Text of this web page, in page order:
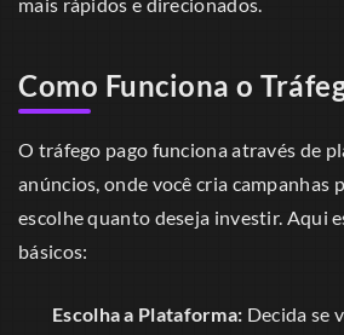
mais rápidos e direcionados.
Como Funciona o
O tráfego pago funciona através de
anúncios, onde você cria campanhas
escolhe quanto deseja investir. Aqui
básicos:
Escolha a Plataforma: Decida se